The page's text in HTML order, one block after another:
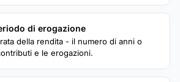
di erogazione
della rendita - il numero di anni o
e le erogazioni.